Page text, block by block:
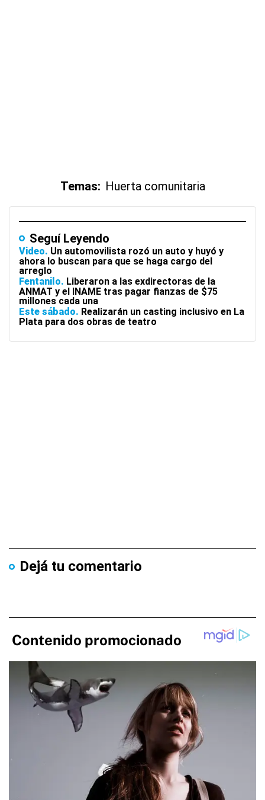
Temas: Huerta comunitaria
Seguí Leyendo
Video Un automovilista rozó un auto y huyó y
ahora lo buscan para que se haga cargo del
arreglo
Fentanilo Liberaron a las exdirectoras de la
ANMAT y el INAME tras pagar fianzas de $75
millones cada una
Este sábado Realizarán un casting inclusivo en La
Plata para dos obras de teatro
Dejá tu comentario